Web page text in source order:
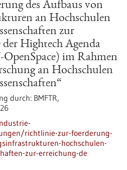
des Aufbaus von
an Hochschulen
zur
Hightech Agenda
im Rahmen
an Hochschulen
durch: BMFTR,
richtlinie-zur-foerderung-
hochschulen-
zur-erreichung-de